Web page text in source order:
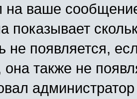
на ваше
показывает
не появляется,
также не